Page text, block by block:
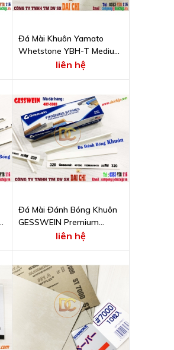
Đá Mài Khuôn Yamato
Whetstone YBH-T Medium
B46D (320)liên hệ
Đá Mài Đánh Bóng Khuôn
GESSWEIN Premium
White Stones 407-5303
liên hệ